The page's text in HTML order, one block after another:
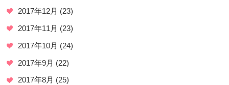
2017年12月 (23)
2017年11月 (23)
2017年10月 (24)
2017年9月 (22)
2017年8月 (25)